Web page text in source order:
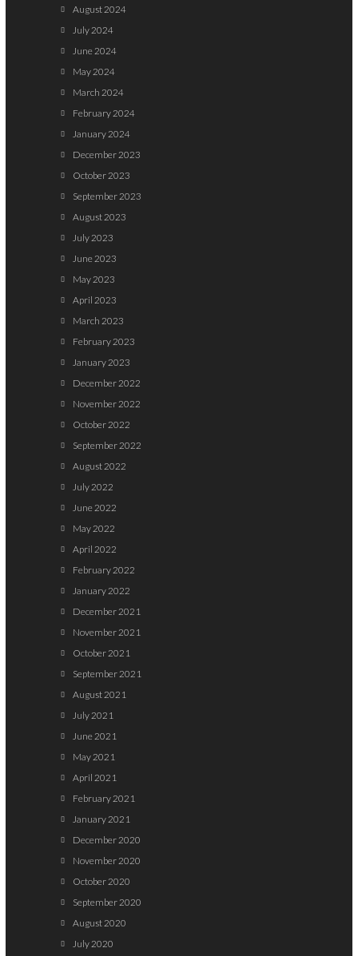
August 2024
July 2024
June 2024
May 2024
March 2024
February 2024
January 2024
December 2023
October 2023
September 2023
August 2023
July 2023
June 2023
May 2023
April 2023
March 2023
February 2023
January 2023
December 2022
November 2022
October 2022
September 2022
August 2022
July 2022
June 2022
May 2022
April 2022
February 2022
January 2022
December 2021
November 2021
October 2021
September 2021
August 2021
July 2021
June 2021
May 2021
April 2021
February 2021
January 2021
December 2020
November 2020
October 2020
September 2020
August 2020
July 2020